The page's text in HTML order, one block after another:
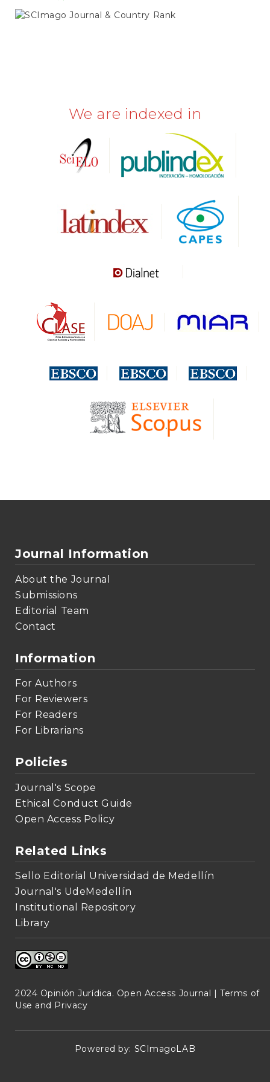
SCIMAGO
We are indexed in
Journal Information
About the Journal
Submissions
Editorial Team
Contact
Information
For Authors
For Reviewers
For Readers
For Librarians
Policies
Journal's Scope
Ethical Conduct Guide
Open Access Policy
Related Links
Sello Editorial Universidad de Medellín
Journal's UdeMedellín
Institutional Repository
Library
2024 Opinión Jurídica. Open Access Journal |Terms of
Use and Privacy
Powered by: SCImagoLAB